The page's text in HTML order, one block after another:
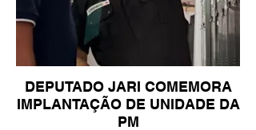
DEPUTADO JARI COMEMORA
IMPLANTAÇÃO DE UNIDADE DA
PM